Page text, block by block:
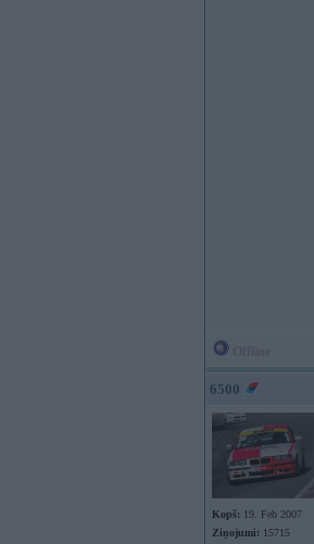
6500
Kopš: 19. Feb 2007
Ziņojumi: 15715